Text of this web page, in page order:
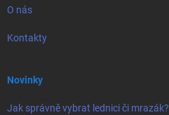
O nás
Kontakty
Novinky
Jak správně vybrat lednici či mrazák?